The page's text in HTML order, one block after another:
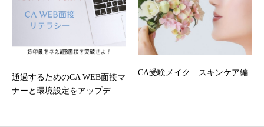
通過するためのCA WEB面接マ
ナーと環境設定をアップデ...
CA受験メイク スキンケア編